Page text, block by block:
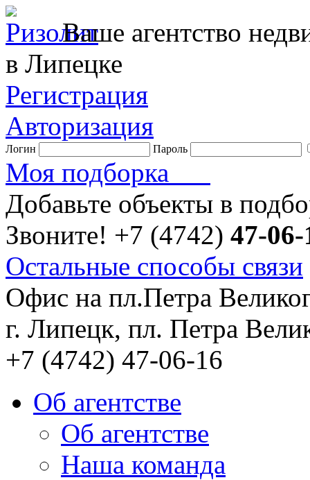
Ваше агентство
в Липецке
Регистрация
Авторизация
Логин Пароль
Моя подборка
Добавьте объекты в
Звоните! +7 (4742) 47-06-
Остальные способы связи
Офис на пл.Петра
г. Липецк, пл. Петра
+7 (4742) 47-06-16
Об агентстве
Об агентстве
Наша команда